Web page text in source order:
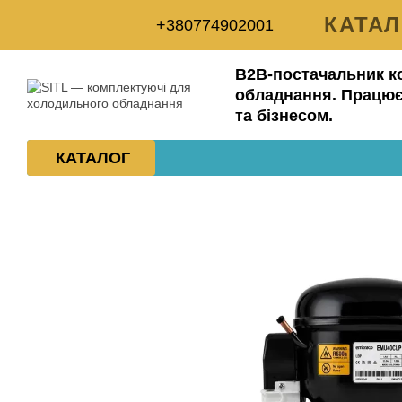
+380774902001
ПРО
B2B-постачальник
обладнання.
та бізнесом.
КАТАЛОГ